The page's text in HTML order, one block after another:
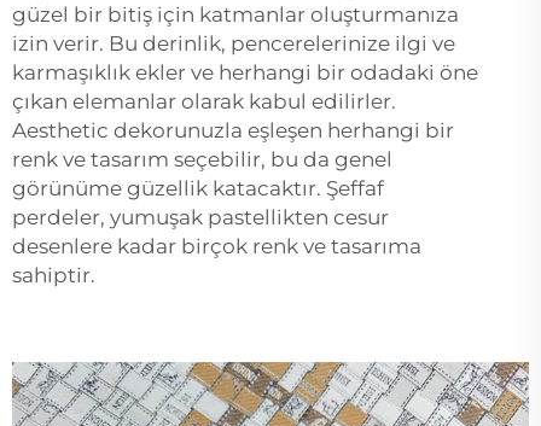
güzel bir bitiş için katmanlar oluşturmanıza
izin verir. Bu derinlik, pencerelerinize ilgi ve
karmaşıklık ekler ve herhangi bir odadaki öne
çıkan elemanlar olarak kabul edilirler.
Aesthetic dekorunuzla eşleşen herhangi bir
renk ve tasarım seçebilir, bu da genel
görünüme güzellik katacaktır. Şeffaf
perdeler, yumuşak pastellikten cesur
desenlere kadar birçok renk ve tasarıma
sahiptir.